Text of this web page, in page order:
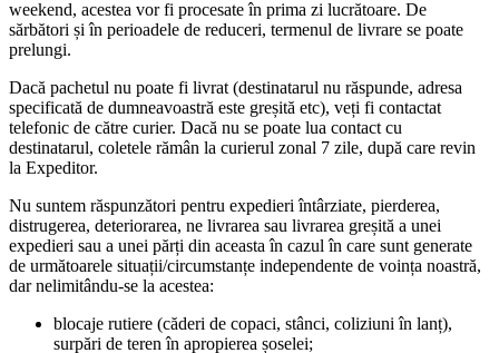
weekend, acestea vor fi procesate în prima zi lucrătoare. De
sărbători și în perioadele de reduceri, termenul de livrare se poate
prelungi.
Dacă pachetul nu poate fi livrat (destinatarul nu răspunde, adresa
specificată de dumneavoastră este greșită etc), veți fi contactat
telefonic de către curier. Dacă nu se poate lua contact cu
destinatarul, coletele rămân la curierul zonal 7 zile, după care revin
la Expeditor.
Nu suntem răspunzători pentru expedieri întârziate, pierderea,
distrugerea, deteriorarea, ne livrarea sau livrarea greșită a unei
expedieri sau a unei părți din aceasta în cazul în care sunt generate
de următoarele situații/circumstanțe independente de voința noastră,
dar nelimitându-se la acestea:
blocaje rutiere (căderi de copaci, stânci, coliziuni în lanț),
surpări de teren în apropierea șoselei;